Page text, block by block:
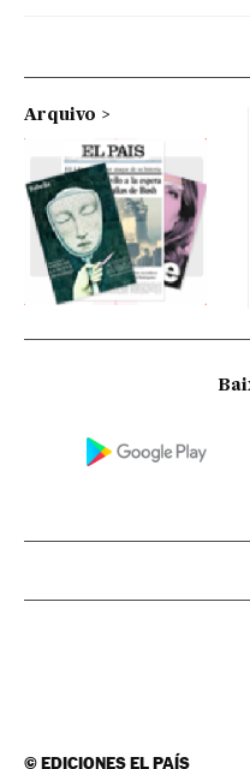
Arquivo
©EDICIONES EL PAÍS